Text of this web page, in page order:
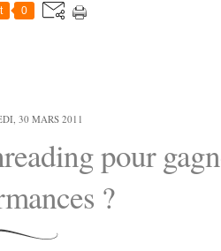
0
30 MARS 2011
pour
?